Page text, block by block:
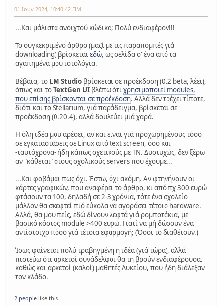
01 Ιουν 2024, 10:40:42 ΠΜ
...Και μάλιστα ανοιχτού κώδικα; Πολύ ενδιαφέρον!!!
Το συγκεκριμένο άρθρο (μαζί με τις παραπομπές γιά
downloading) βρίσκεταιεδώ, ως σελίδα σ' ένα από τα
αγαπημένα μου ιστολόγια.
Βέβαια, το LM Studio βρίσκεται σε προέκδοση (0.2 beta, λέει),
όπως και τοTextGen UI βλέπω ότιχρησιμοποιεί modules,
που επίσης βρίσκονται σε προέκδοση. Αλλά δεν τρέχει τίποτε,
διότι και το Stellarium, γιά παράδειγμα, βρίσκεται σε
προέκδοση (0.20.4), αλλά δουλεύει μιά χαρά.
Η όλη ιδέα μου αρέσει, αν και είναι γιά προχωρημένους τόσο
σε εγκαταστάσεις σε Linux από text screen, όσο και
-ταυτόχρονα- ήδη κάπως σχετικούς με ΤΝ. Δυστυχώς, δεν ξέρω
αν "κάθεται" στους σχολικούς servers που έχουμε...
...Και φοβάμαι πως όχι. Έστω, όχι ακόμη. Αν φτηνήνουν οι
κάρτες γραφικών, που αναφέρει το άρθρο, κι από πχ 300 ευρώ
φτάσουν τα 100, δηλαδή σε 2-3 χρόνια, τότε ένα σχολείο
μάλλον θα σκεφτεί πιό εύκολα να αγοράσει τέτοιο hardware.
Αλλά, θα μου πείς, εδώ δίνουν λεφτά γιά ρομποτάκια, με
βασικό κόστος module >400 ευρώ. Γιατί να μή δώσουν ένα
αντίστοιχο πόσο γιά τέτοια εφαρμογή; (Όσοι το διαθέτουν.)
Ίσως φαίνεται πολύ τραβηγμένη η ιδέα (γιά τώρα), αλλά
πιστεύω ότι αρκετοί συνάδελφοι θα τη βρούν ενδιαφέρουσα,
καθώς και αρκετοί (καλοί) μαθητές Λυκείου, που ήδη διάλεξαν
τον κλάδο.
2 people like this.